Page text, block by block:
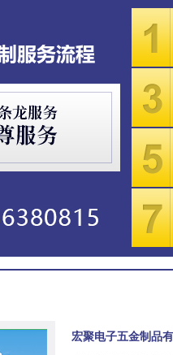
宏聚电子五金制品